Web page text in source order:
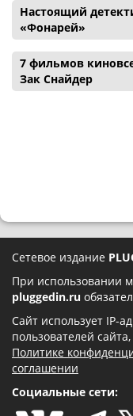
Настоящий
«Фонарей»
7 фильмов
Зак Снайдер
Сетевое издание
При использовании
pluggedin.ru
Сайт использует IP-
пользователей
Политике
соглашении
Социальные сети: